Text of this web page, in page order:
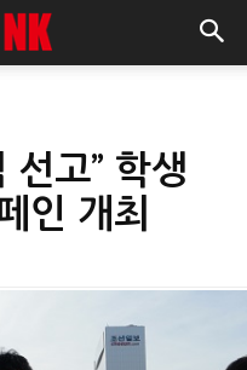
선고” 학생
인 개최